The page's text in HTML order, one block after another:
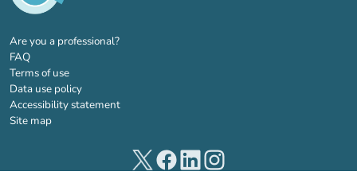
Are you a professional?(new tab)
FAQ
Terms of use
Data use policy
Accessibility statement
Site map
(new tab)(new tab)(new tab)